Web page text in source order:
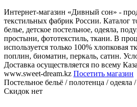
Интернет-магазин «Дивный сон» -
текстильных фабрик России. Каталог
белье, детское постельное, одеяла,
простыни, фототекстиль, ткани. В
используется только 100% хлопковая
поплин, биоматин, перкаль, сатин.
Доставка осуществляется по всему
www.sweet-dream.kz Посетить магазин
Постельное бельё / полотенца /
Скидок нет